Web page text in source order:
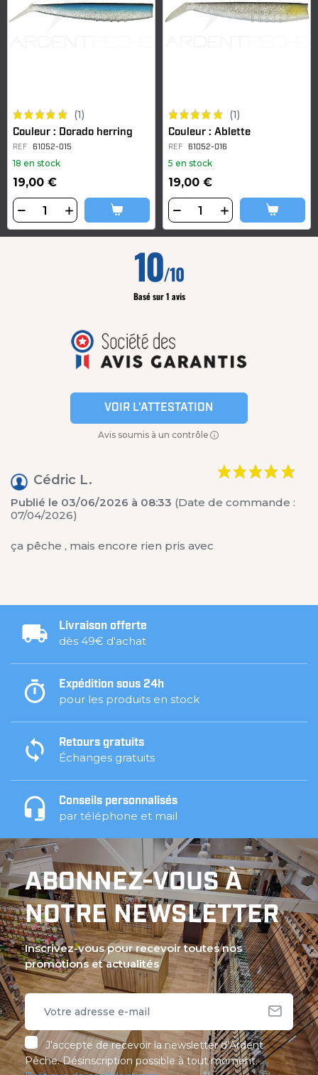
(1)
Couleur : Dorado herring
REF 61052-015
18 en stock
19,00 €
(1)
Couleur : Ablette
REF 61052-016
5 en stock
19,00 €
10/10
Basé sur 1 avis
VOIR L'ATTESTATION
Avis soumis à un contrôle
Cédric L.
Publié le 03/06/2026 à 08:33 (Date de commande :
07/04/2026)
ça pêche , mais encore rien pris avec
Livraison offerte
dès 49€ d'achat
Expédition sous 24h
pour les produits en stock
Retours gratuits
Échanges gratuits
Conseils personnalisés
par téléphone et mail
ABONNEZ-VOUS À
NOTRE NEWSLETTER
Inscrivez-vous pour recevoir toutes nos
promotions et actualités
J’accepte de recevoir la newsletter d’Ardent
Pêche. Désinscription possible à tout moment.